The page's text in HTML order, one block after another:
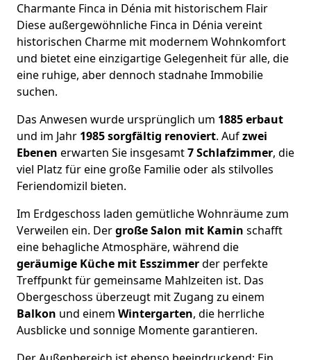
Charmante Finca in Dénia mit historischem Flair
Diese außergewöhnliche Finca in Dénia vereint
historischen Charme mit modernem Wohnkomfort
und bietet eine einzigartige Gelegenheit für alle, die
eine ruhige, aber dennoch stadnahe Immobilie
suchen.
Das Anwesen wurde ursprünglich um 1885 erbaut
und im Jahr 1985 sorgfältig renoviert. Aufzwei
Ebenen erwarten Sie insgesamt7 Schlafzimmer, die
viel Platz für eine große Familie oder als stilvolles
Feriendomizil bieten.
Im Erdgeschoss laden gemütliche Wohnräume zum
Verweilen ein. Dergroße Salon mit Kamin schafft
eine behagliche Atmosphäre, während die
geräumige Küche mit Esszimmerder perfekte
Treffpunkt für gemeinsame Mahlzeiten ist. Das
Obergeschoss überzeugt mit Zugang zu einem
Balkon und einem Wintergarten, die herrliche
Ausblicke und sonnige Momente garantieren.